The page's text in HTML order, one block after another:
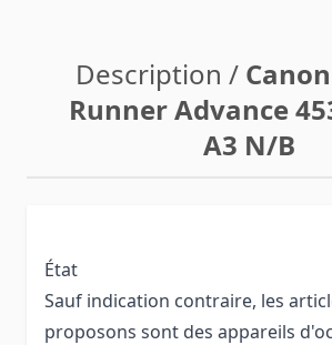
Description /
Runner Advance
A3 N/B
État
Sauf indication contraire, les
proposons sont des appareils